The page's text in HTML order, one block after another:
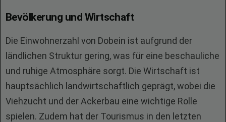
Bevölkerung und Wirtschaft
Die Einwohnerzahl von Dobein ist aufgrund der
ländlichen Struktur gering, was für eine beschauliche
und ruhige Atmosphäre sorgt. Die Wirtschaft ist
hauptsächlich landwirtschaftlich geprägt, wobei die
Viehzucht und der Ackerbau eine wichtige Rolle
spielen. Zudem hat der Tourismus in den letzten